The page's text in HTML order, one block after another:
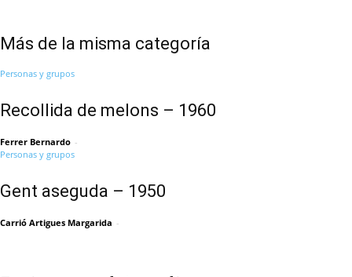
Más de la misma categoría
Personas y grupos
Recollida de melons – 1960
Ferrer Bernardo -
Personas y grupos
Gent aseguda – 1950
Carrió Artigues Margarida -